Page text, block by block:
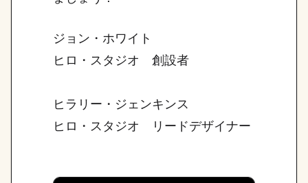
ジョン・ホワイト
ヒロ・スタジオ 創設者
ヒラリー・ジェンキンス
ヒロ・スタジオ リードデザイナー